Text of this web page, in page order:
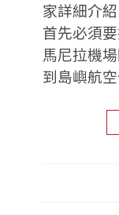
家詳細介
首先必須
馬尼拉機
到島嶼航